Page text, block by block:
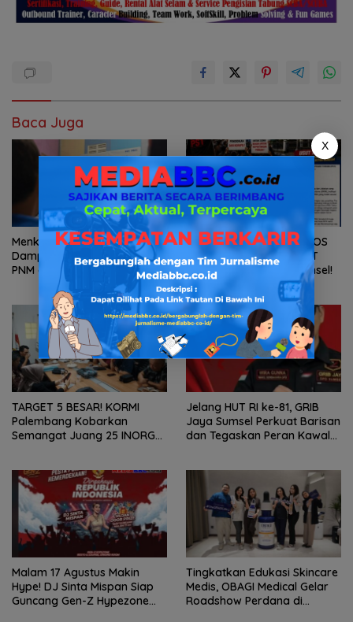
Baca Juga
Menko PM Lihat Langsung
Dampak Pemberdayaan
PNM di Gresik
Dugaan Korupsi Dana BOS
dan PSG Menggurita, PST
Siap Geruduk Kejati Sumsel!
TARGET 5 BESAR! KORMI
Palembang Kobarkan
Semangat Juang 25 INORGA
Jelang HUT RI ke-81, GRIB
Jaya Sumsel Perkuat Barisan
dan Tegaskan Peran Kawal
Malam 17 Agustus Makin
Hype! DJ Sinta Mispan Siap
Guncang Gen-Z Hypezone
Tingkatkan Edukasi Skincare
Medis, OBAGI Medical Gelar
Roadshow Perdana di
X